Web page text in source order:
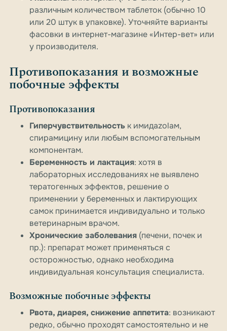
различным количеством таблеток (обычно 10
или 20 штук в упаковке). Уточняйте варианты
фасовки в интернет-магазине «Интер-вет» или
у производителя.
Противопоказания и возможные
побочные эффекты
Противопоказания
Гиперчувствительность к имидazolам,
спирамицину или любым вспомогательным
компонентам.
Беременность и лактация: хотя в
лабораторных исследованиях не выявлено
тератогенных эффектов, решение о
применении у беременных и лактирующих
самок принимается индивидуально и только
ветеринарным врачом.
Хронические заболевания (печени, почек и
пр.): препарат может применяться с
осторожностью, однако необходима
индивидуальная консультация специалиста.
Возможные побочные эффекты
Рвота, диарея, снижение аппетита: возникают
редко, обычно проходят самостоятельно и не